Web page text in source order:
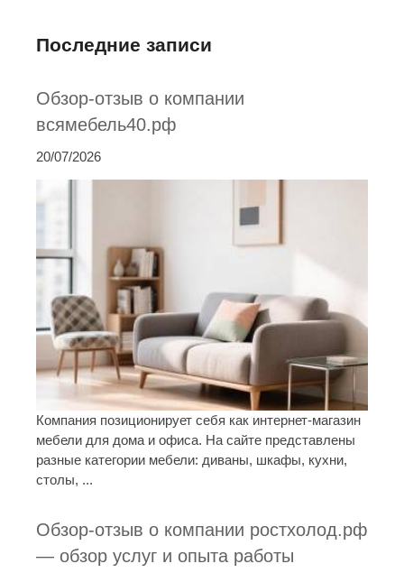
Последние записи
Обзор-отзыв о компании
всямебель40.рф
20/07/2026
Компания позиционирует себя как интернет-магазин
мебели для дома и офиса. На сайте представлены
разные категории мебели: диваны, шкафы, кухни,
столы, ...
Обзор-отзыв о компании ростхолод.рф
— обзор услуг и опыта работы